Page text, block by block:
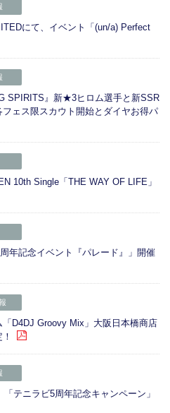
にて、イベント「(un/a) Perfect
SPIRITS』新★3ヒロム選手と新SSR
ェス限スカウト開始とダイヤお得パ
10th Single「THE WAY OF LIFE」
年記念イベント『パレード』」開催
D4DJ Groovy Mix」大阪日本橋商店
テニラビ5周年記念キャンペーン」